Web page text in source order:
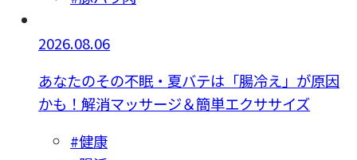
2026.08.06
あなたのその不眠・夏バテは「腸冷え」が原因
かも！解消マッサージ＆簡単エクササイズ
#健康